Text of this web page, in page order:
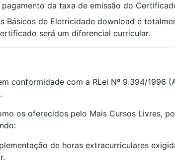
da taxa de emissão do
Básicos de Eletricidade download é
será um diferencial curricular.
conformidade com a RLei Nº 9.394/1996
os oferecidos pelo Mais Cursos Livres,
de horas extracurriculares